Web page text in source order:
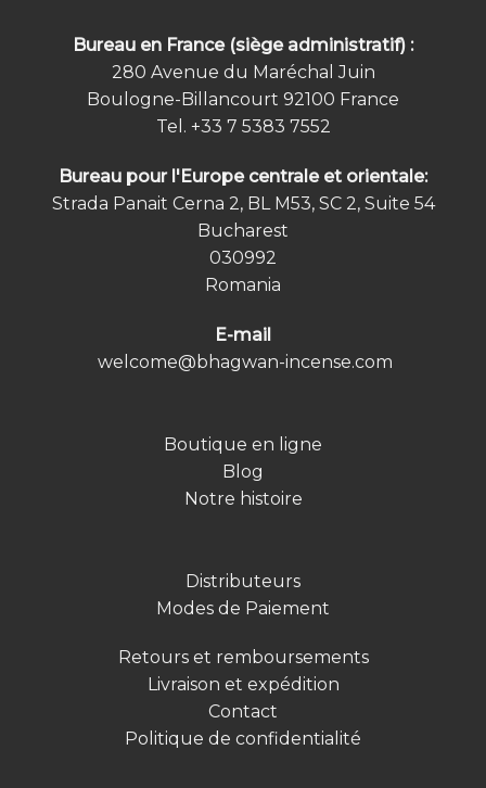
Bureau en France (siège administratif) :
280 Avenue du Maréchal Juin
Boulogne-Billancourt 92100 France
Tel. +33 7 5383 7552
Bureau pour l'Europe centrale et orientale:
Strada Panait Cerna 2, BL M53, SC 2, Suite 54
Bucharest
030992
Romania
E-mail
welcome@bhagwan-incense.com
Boutique en ligne
Blog
Notre histoire
Distributeurs
Modes de Paiement
Retours et remboursements
Livraison et expédition
Contact
Politique de confidentialité